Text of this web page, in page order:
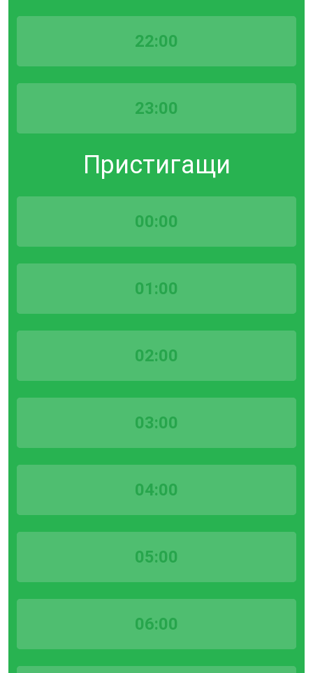
22:00
23:00
Пристигащи
00:00
01:00
02:00
03:00
04:00
05:00
06:00